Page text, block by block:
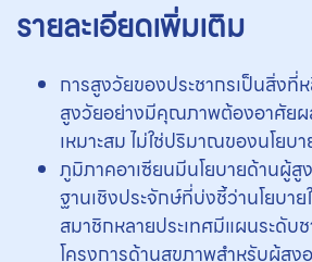
รายละเอียดเพิ่มเติม
การสูงวัยของประชากรเป็นสิ่งที่
สูงวัยอย่างมีคุณภาพต้องอาศัยผ
เหมาะสม ไม่ใช่ปริมาณของนโยบา
ภูมิภาคอาเซียนมีนโยบายด้านผู้สู
ฐานเชิงประจักษ์ที่บ่งชี้ว่านโยบาย
สมาชิกหลายประเทศมีแผนระดับ
โครงการด้านสุขภาพสำหรับผู้สูง